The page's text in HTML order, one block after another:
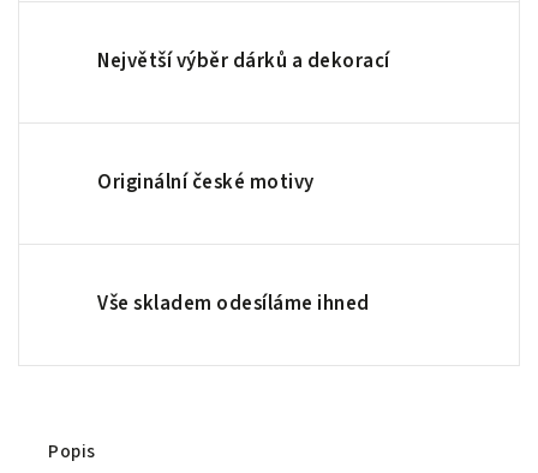
Největší výběr dárků a dekorací
Originální české motivy
Vše skladem odesíláme ihned
Popis